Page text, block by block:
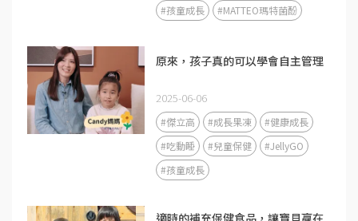
#孩童成長
#MATTEO瑪特菌酚
原來，孩子真的可以學會自主管理
2025-06-06
#傑立高 #成長果凍
#健康成長
#吃動睡
#兒童保健
#JellyGO
#孩童成長
適時的補充保健食品，讓寶貝贏在